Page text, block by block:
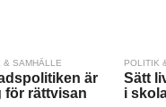
& SAMHÄLLE
är
för rättvisan
POLITIK
Sätt
i